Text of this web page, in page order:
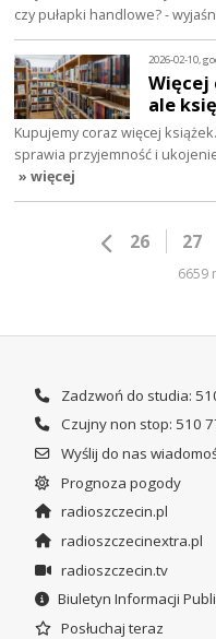
czy pułapki handlowe? -
2026-02-10,
ale
Kupujemy coraz więcej
sprawia przyjemność i
» więcej
26 27
6659
Zadzwoń do studia:
Czujny non stop: 510
Wyślij do nas
Prognoza pogody
radioszczecin.pl
radioszczecinextra.pl
radioszczecin.tv
Biuletyn Informacji
Posłuchaj teraz